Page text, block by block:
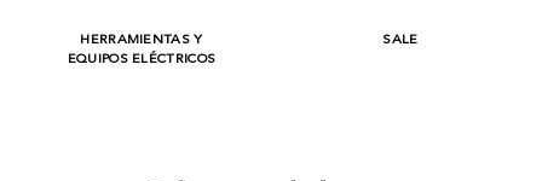
HERRAMIENTAS Y
EQUIPOS ELÉCTRICOS
SALE